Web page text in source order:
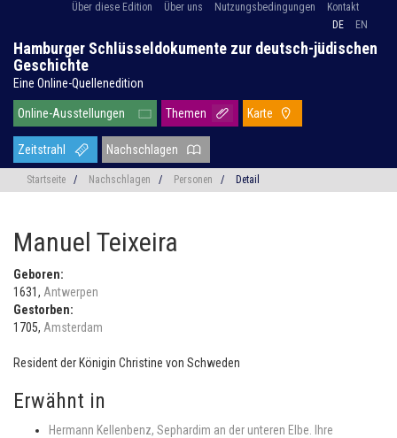
Über diese Edition Über uns Nutzungsbedingungen
Kontakt
DE
EN
Hamburger Schlüsseldokumente zur deutsch-jüdischen
Geschichte
Eine Online-Quellenedition
Online-Ausstellungen Themen Karte
Zeitstrahl Nachschlagen
Startseite / Nachschlagen / Personen / Detail
Manuel Teixeira
Geboren:
1631, Antwerpen
Gestorben:
1705, Amsterdam
Resident der Königin Christine von Schweden
Erwähnt in
Hermann Kellenbenz, Sephardim an der unteren Elbe. Ihre